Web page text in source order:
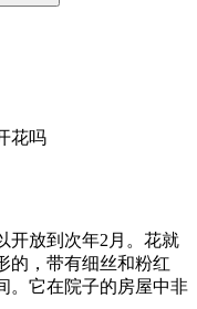
开放到次年2月。花就
的，带有细丝和粉红
。它在院子的房屋中非